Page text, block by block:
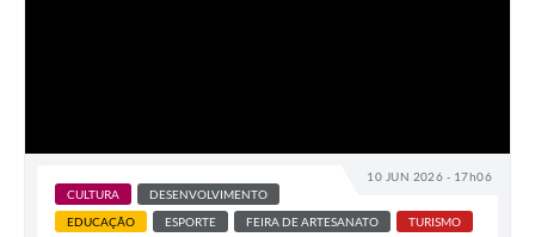
10 JUN 2026 - 17h06
CULTURA
DESENVOLVIMENTO
EDUCAÇÃO
ESPORTE FEIRA DE ARTESANATO TURISMO